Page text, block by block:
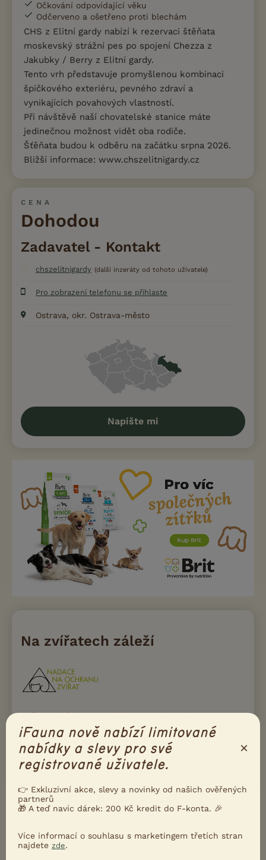
Očkování odpovídající věku
Odčerveno a ošetřeno proti blechám
CHS z Elitní gardy nabízí k rezervaci štěňata
moskevský strážní pes po spojení Chezza z
Jakubky / Berry z Elitní gardy.
Tento vrh představuje promyšlenou kombinaci
špičkového exteriéru, pevného zdraví a
vynikajících povahových vlastností.
Při návštěvě naší chovatelské stanice máte
jedinečnou možnost vidět oba rodiče.
Šťěňata budou k odběru na začátku srpna 2026.
Bližší informace: www.chszelitnigardy.cz
CENA
Dohodou
Zadavatel - Kontakt
chszelitnigardy (další inzeráty od tohoto uživatele)
Pro zobrazení telefonu se přihlaste
Ostrava, okr. Ostrava-město
Napište mi
Na zvířatech záleží
Naše podmínky a pravidla inzerce konzultujeme s
Nadací na ochranu zvířat. Díky tomu iFauna drží
krok s aktuální legislativou, i s principy moderního
a etického chovu zvířat.
Přečtete si víc
Ukažte inzerát známým!
iFauna nově nabízí limitované
nabídky a slevy pro své
registrované uživatele.
×
👉 Exkluzivní akce, slevy a novinky od našich ověřených
partnerů
🎁 A teď navíc dárek: 200 Kč kredit do F-konta. 🎉
Více informací o souhlasu s marketingem třetích stran
najdete zde.